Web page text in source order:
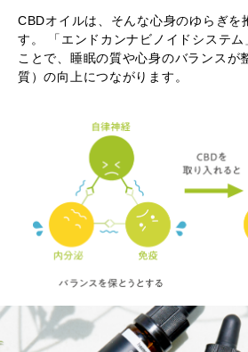
CBDオイルは、そんな心身のゆらぎを
す。
「エンドカンナビノイドシステ
ことで、 睡眠の質や心身のバランスが
質）の向上につながります。